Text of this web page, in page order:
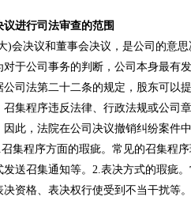
行司法审查的范围
议和董事会决议，是公司的意思
于公司事务的判断，公司本身最有
司法第二十二条的规定，股东可以
集程序违反法律、行政法规或公司
此，法院在公司决议撤销纠纷案件
集程序方面的瑕疵。常见的召集程
送召集通知等。2.表决方式的瑕疵
资格、表决权行使受到不当干扰等